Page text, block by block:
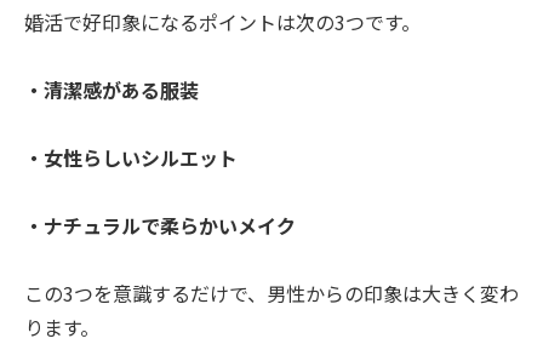
婚活で好印象になるポイントは次の3つです。
・清潔感がある服装
・女性らしいシルエット
・ナチュラルで柔らかいメイク
この3つを意識するだけで、男性からの印象は大きく変わ
ります。